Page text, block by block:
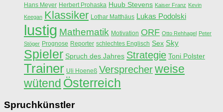
Hans Meyer Herbert Prohaska Huub Stevens Kaiser Franz Kevin
Keegan Klassiker Lothar Matthäus Lukas Podolski
lustig Mathematik Motivation ORF Otto Rehhagel Peter
Stöger Prognose Reporter schlechtes Englisch Sex Sky
Spieler Spruch des Jahres Strategie Toni Polster
Trainer Uli Hoeneß Versprecherweise
wütend Österreich
Spruchkünstler